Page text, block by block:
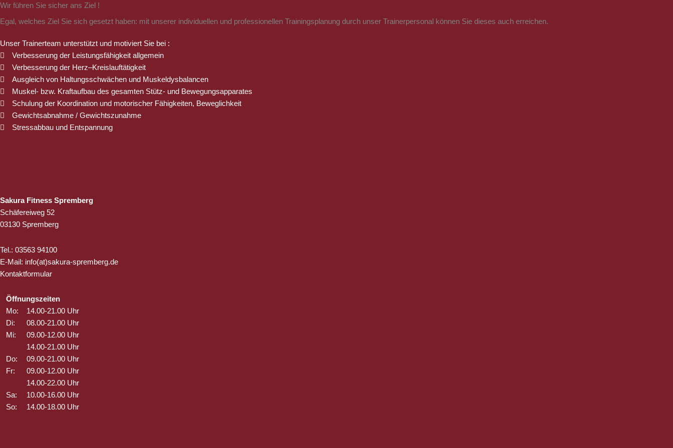
Wir führen Sie sicher ans Ziel !
Egal, welches Ziel Sie sich gesetzt haben: mit unserer individuellen und professionellen Trainingsplanung durch unser Trainerpersonal können Sie dieses auch erreichen.
Unser Trainerteam unterstützt und motiviert Sie bei :
Verbesserung der Leistungsfähigkeit allgemein
Verbesserung der Herz–Kreislauftätigkeit
Ausgleich von Haltungsschwächen und Muskeldysbalancen
Muskel- bzw. Kraftaufbau des gesamten Stütz- und Bewegungsapparates
Schulung der Koordination und motorischer Fähigkeiten, Beweglichkeit
Gewichtsabnahme / Gewichtszunahme
Stressabbau und Entspannung
Sakura Fitness Spremberg
Schäfereiweg 52
03130 Spremberg
Tel.: 03563 94100
E-Mail: info(at)sakura-spremberg.de
Kontaktformular
Öffnungszeiten
Mo:
14.00-21.00 Uhr
Di:
08.00-21.00 Uhr
Mi:
09.00-12.00 Uhr
14.00-21.00 Uhr
Do:
09.00-21.00 Uhr
Fr:
09.00-12.00 Uhr
14.00-22.00 Uhr
Sa:
10.00-16.00 Uhr
So:
14.00-18.00 Uhr